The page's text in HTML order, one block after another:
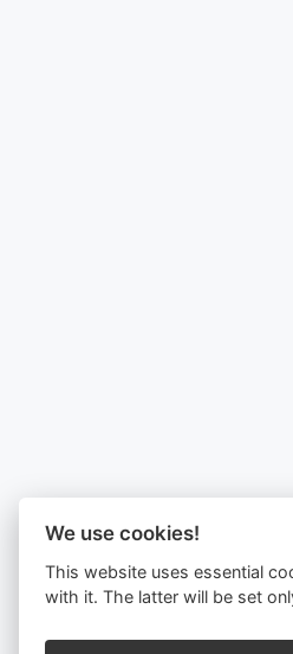
We use cookies!
This website uses essential
with it. The latter will be set